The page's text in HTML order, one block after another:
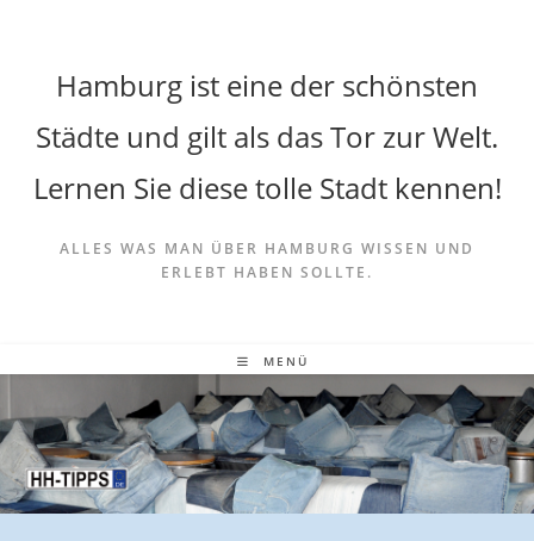
Hamburg ist eine der schönsten
Städte und gilt als das Tor zur Welt.
Lernen Sie diese tolle Stadt kennen!
ALLES WAS MAN ÜBER HAMBURG WISSEN UND
ERLEBT HABEN SOLLTE.
MENÜ